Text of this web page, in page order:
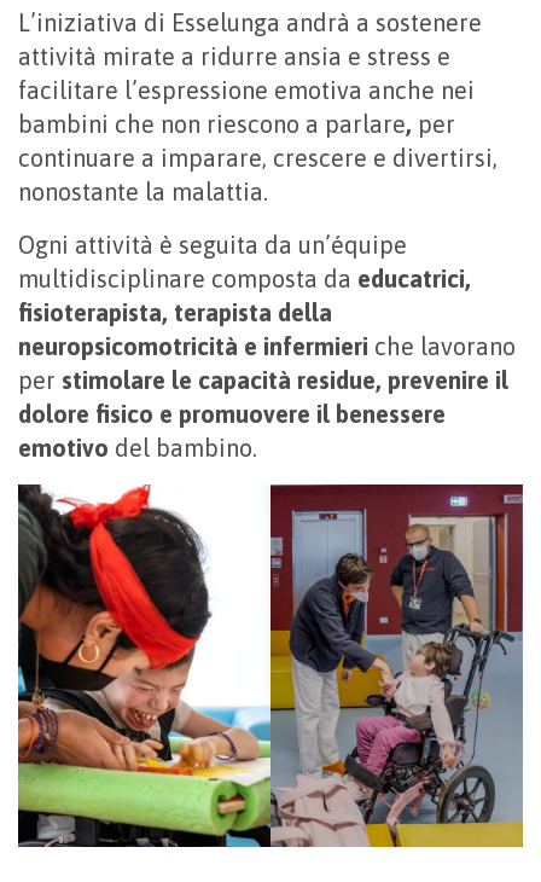
L’iniziativa di Esselunga andrà a sostenere
attività mirate a ridurre ansia e stress e
facilitare l’espressione emotiva anche nei
bambini che non riescono a parlare, per
continuare a imparare, crescere e divertirsi,
nonostante la malattia.
Ogni attività è seguita da un’équipe
multidisciplinare composta da educatrici,
fisioterapista, terapista della
neuropsicomotricità e infermieri che lavorano
per stimolare le capacità residue, prevenire il
dolore fisico e promuovere il benessere
emotivo del bambino.